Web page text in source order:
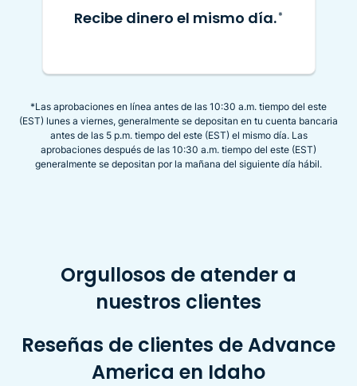
Recibe dinero el mismo día.*
*Las aprobaciones en línea antes de las 10:30 a.m. tiempo del este
(EST) lunes a viernes, generalmente se depositan en tu cuenta bancaria
antes de las 5 p.m. tiempo del este (EST) el mismo día. Las
aprobaciones después de las 10:30 a.m. tiempo del este (EST)
generalmente se depositan por la mañana del siguiente día hábil.
Orgullosos de atender a
nuestros clientes
Reseñas de clientes de Advance
America en Idaho